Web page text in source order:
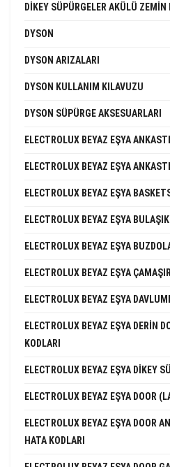
DIKEY SÜPÜRGELER AKÜLÜ ZEMIN
DYSON
DYSON ARIZALARI
DYSON KULLANIM KILAVUZU
DYSON SÜPÜRGE AKSESUARLARI
ELECTROLUX BEYAZ EŞYA
ELECTROLUX BEYAZ EŞYA
ELECTROLUX BEYAZ EŞYA
ELECTROLUX BEYAZ EŞYA
ELECTROLUX BEYAZ EŞYA
ELECTROLUX BEYAZ EŞYA
ELECTROLUX BEYAZ EŞYA
ELECTROLUX BEYAZ EŞYA DERIN
KODLARI
ELECTROLUX BEYAZ EŞYA DIKEY
ELECTROLUX BEYAZ EŞYA DOOR
ELECTROLUX BEYAZ EŞYA DOOR
HATA KODLARI